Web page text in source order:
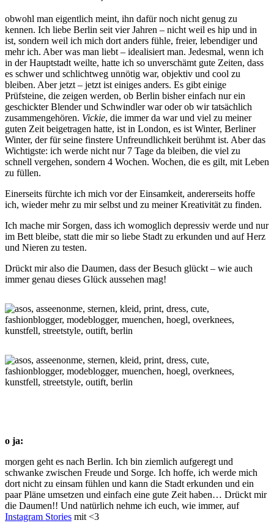
obwohl man eigentlich meint, ihn dafür noch nicht genug zu
kennen. Ich liebe Berlin seit vier Jahren – nicht weil es hip und in
ist, sondern weil ich mich dort anders fühle, freier, lebendiger und
mehr ich. Aber was man liebt – idealisiert man. Jedesmal, wenn ich
in der Hauptstadt weilte, hatte ich so unverschämt gute Zeiten, dass
es schwer und schlichtweg unnötig war, objektiv und cool zu
bleiben. Aber jetzt – jetzt ist einiges anders. Es gibt einige
Prüfsteine, die zeigen werden, ob Berlin bisher einfach nur ein
geschickter Blender und Schwindler war oder ob wir tatsächlich
zusammengehören. Vickie, die immer da war und viel zu meiner
guten Zeit beigetragen hatte, ist in London, es ist Winter, Berliner
Winter, der für seine finstere Unfreundlichkeit berühmt ist. Aber das
Wichtigste: ich werde nicht nur 7 Tage da bleiben, die viel zu
schnell vergehen, sondern 4 Wochen. Wochen, die es gilt, mit Leben
zu füllen.
Einerseits fürchte ich mich vor der Einsamkeit, andererseits hoffe
ich, wieder mehr zu mir selbst und zu meiner Kreativität zu finden.
Ich mache mir Sorgen, dass ich womoglich depressiv werde und nur
im Bett bleibe, statt die mir so liebe Stadt zu erkunden und auf Herz
und Nieren zu testen.
Drückt mir also die Daumen, dass der Besuch glückt – wie auch
immer genau dieses Glück aussehen mag!
o ja:
morgen geht es nach Berlin. Ich bin ziemlich aufgeregt und
schwanke zwischen Freude und Sorge. Ich hoffe, ich werde mich
dort nicht zu einsam fühlen und kann die Stadt erkunden und ein
paar Pläne umsetzen und einfach eine gute Zeit haben… Drückt mir
die Daumen!! Und natürlich nehme ich euch, wie immer, auf
Instagram Stories mit <3